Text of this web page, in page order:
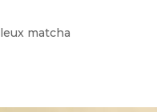
matcha